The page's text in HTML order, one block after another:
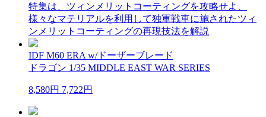
特集は、ツィンメリットコーティングを攻略せよ、
様々なマテリアルを利用して独軍戦車に施されたツィ
ンメリットコーティングの再現技法を解説
IDF M60 ERA w/ドーザーブレード
ドラゴン 1/35 MIDDLE EAST WAR SERIES
8,580円 7,722円